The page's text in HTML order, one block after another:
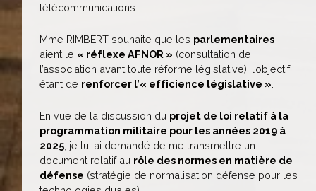
télécommunications.
Mme RIMBERT souhaite que les parlementaires
aient le « réflexe AFNOR » (consultation de
l’association avant toute réforme législative), l’objectif
étant de renforcer l’« efficience législative »
En vue de la discussion du projet de loi relatif à la
programmation militaire pour les années 2019 à
2025 , je lui ai demandé de me transmettre un
document relatif au rôle des normes en matière de
défense (stratégie de normalisation défense pour les